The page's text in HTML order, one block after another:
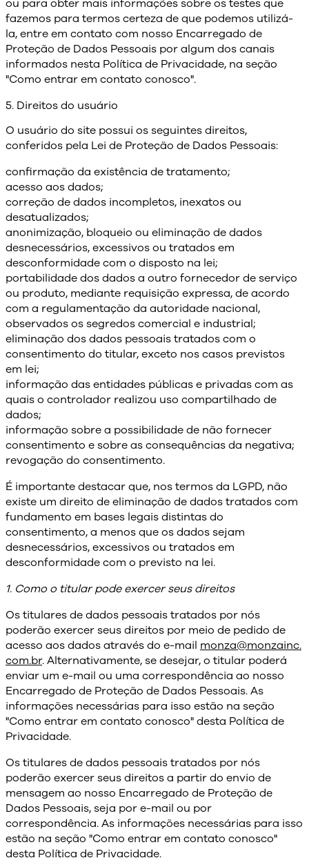
ou para obter mais informações sobre os testes que
fazemos para termos certeza de que podemos utilizá-
la, entre em contato com nosso Encarregado de
Proteção de Dados Pessoais por algum dos canais
informados nesta Política de Privacidade, na seção
"Como entrar em contato conosco".
5. Direitos do usuário
O usuário do site possui os seguintes direitos,
conferidos pela Lei de Proteção de Dados Pessoais:
confirmação da existência de tratamento;
acesso aos dados;
correção de dados incompletos, inexatos ou
desatualizados;
anonimização, bloqueio ou eliminação de dados
desnecessários, excessivos ou tratados em
desconformidade com o disposto na lei;
portabilidade dos dados a outro fornecedor de serviço
ou produto, mediante requisição expressa, de acordo
com a regulamentação da autoridade nacional,
observados os segredos comercial e industrial;
eliminação dos dados pessoais tratados com o
consentimento do titular, exceto nos casos previstos
em lei;
informação das entidades públicas e privadas com as
quais o controlador realizou uso compartilhado de
dados;
informação sobre a possibilidade de não fornecer
consentimento e sobre as consequências da negativa;
revogação do consentimento.
É importante destacar que, nos termos da LGPD, não
existe um direito de eliminação de dados tratados com
fundamento em bases legais distintas do
consentimento, a menos que os dados sejam
desnecessários, excessivos ou tratados em
desconformidade com o previsto na lei.
1. Como o titular pode exercer seus direitos
Os titulares de dados pessoais tratados por nós
poderão exercer seus direitos por meio de pedido de
acesso aos dados através do e-mail monza@monzainc.
com.br. Alternativamente, se desejar, o titular poderá
enviar um e-mail ou uma correspondência ao nosso
Encarregado de Proteção de Dados Pessoais. As
informações necessárias para isso estão na seção
"Como entrar em contato conosco" desta Política de
Privacidade.
Os titulares de dados pessoais tratados por nós
poderão exercer seus direitos a partir do envio de
mensagem ao nosso Encarregado de Proteção de
Dados Pessoais, seja por e-mail ou por
correspondência. As informações necessárias para isso
estão na seção "Como entrar em contato conosco"
desta Política de Privacidade.